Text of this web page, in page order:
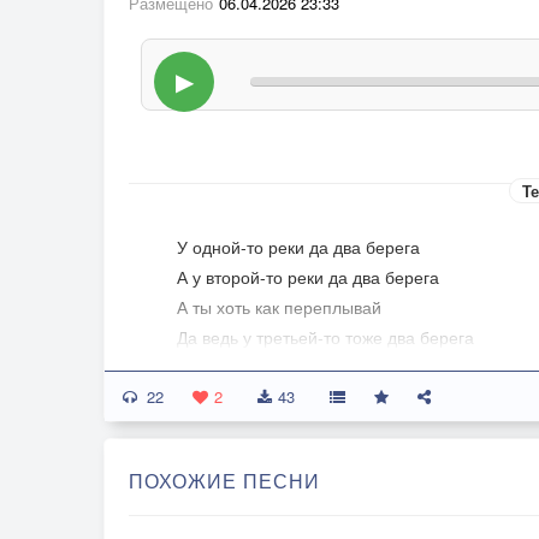
▶
У одной-то реки да два берега
А у второй-то реки да два берега
А ты хоть как переплывай
Да ведь у третьей-то тоже два берега
А на одном, да на другом таком берегу
Да там друзья, и там друзья, да что я могу...
Вы только вдумайтесь стоя,
22 2 43
ПОХОЖИЕ ПЕСНИ